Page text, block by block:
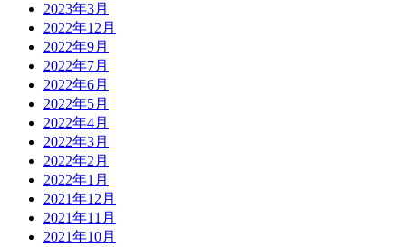
2023年3月
2022年12月
2022年9月
2022年7月
2022年6月
2022年5月
2022年4月
2022年3月
2022年2月
2022年1月
2021年12月
2021年11月
2021年10月